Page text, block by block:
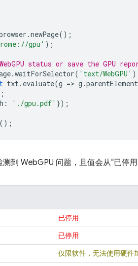
.newPage();
gpu' );
status or save the GPU
.waitForSelector( 'text/WebGPU'
txt. evaluate(g => g .parentElement
: './gpu.pdf' });
();
到 WebGPU 问题，且值会从“已停用
已停用
已停用
仅限软件，无法使用硬件